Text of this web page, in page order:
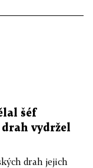
šéf
drah vydržel
drah jejich